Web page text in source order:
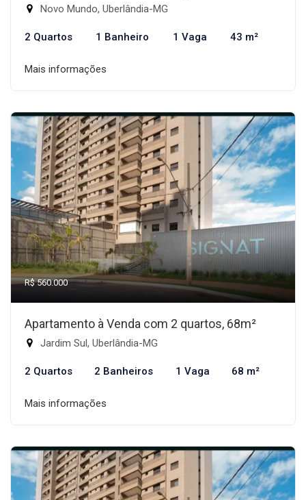
Novo Mundo, Uberlândia-MG
2 Quartos 1 Banheiro 1 Vaga 43 m²
Mais informações
R$ 560.000
Apartamento à Venda com 2 quartos, 68m²
Jardim Sul, Uberlândia-MG
2 Quartos 2 Banheiros 1 Vaga 68 m²
Mais informações